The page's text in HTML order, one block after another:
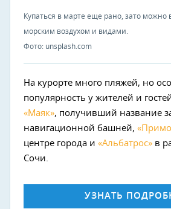
Купаться в марте еще рано, зато можно
морским воздухом и видами.
Фото: unsplash.com
На курорте много пляжей, но
популярность у жителей и
«Маяк», получивший название
навигационной башней,
центре города и «Альбатрос» в
Сочи.
УЗНАТЬ